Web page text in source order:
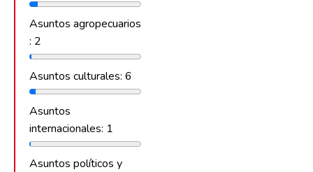
Asuntos agropecuarios
: 2
Asuntos culturales: 6
Asuntos
internacionales: 1
Asuntos políticos y